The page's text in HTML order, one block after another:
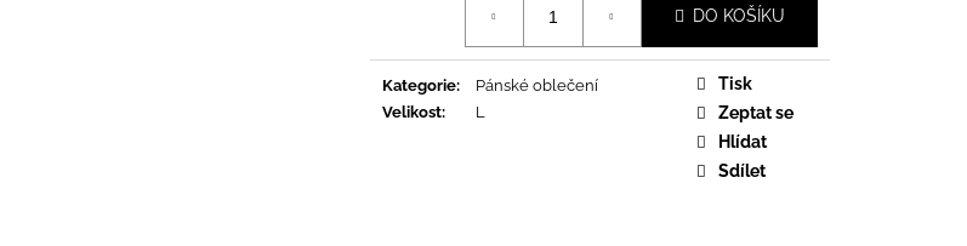
DO KOŠÍKU
Kategorie:
Pánské oblečení
Velikost: L
Tisk
Zeptat se
Hlídat
Sdílet
TRIKO SKINHEADS NEVER DIE - BLACK